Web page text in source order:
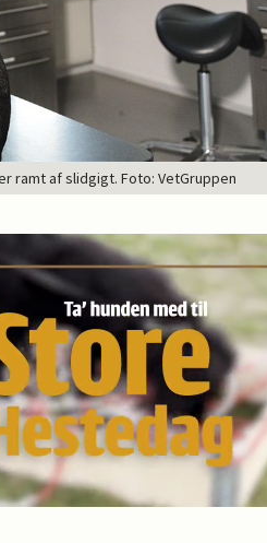
ramt af slidgigt. Foto: VetGruppen